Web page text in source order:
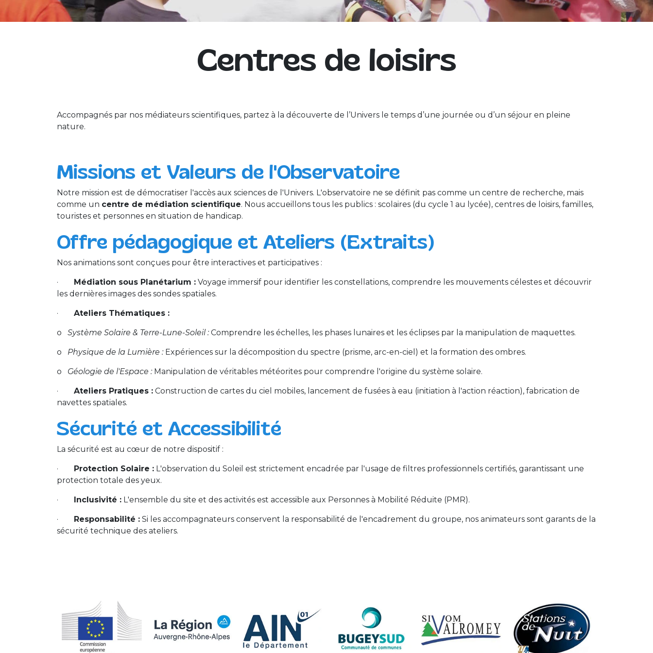
Centres de loisirs
Accompagnés par nos médiateurs scientifiques, partez à la découverte de l’Univers le temps d’une journée ou d’un séjour en pleine
nature.
Missions et Valeurs de l'Observatoire
Notre mission est de démocratiser l'accès aux sciences de l'Univers. L'observatoire ne se définit pas comme un centre de recherche, mais
comme un centre de médiation scientifique. Nous accueillons tous les publics : scolaires (du cycle 1 au lycée), centres de loisirs, familles,
touristes et personnes en situation de handicap.
Offre pédagogique et Ateliers (Extraits)
Nos animations sont conçues pour être interactives et participatives :
· Médiation sous Planétarium : Voyage immersif pour identifier les constellations, comprendre les mouvements célestes et découvrir
les dernières images des sondes spatiales.
· Ateliers Thématiques :
o Système Solaire & Terre-Lune-Soleil : Comprendre les échelles, les phases lunaires et les éclipses par la manipulation de maquettes.
o Physique de la Lumière : Expériences sur la décomposition du spectre (prisme, arc-en-ciel) et la formation des ombres.
o Géologie de l'Espace : Manipulation de véritables météorites pour comprendre l'origine du système solaire.
· Ateliers Pratiques : Construction de cartes du ciel mobiles, lancement de fusées à eau (initiation à l'action réaction), fabrication de
navettes spatiales.
Sécurité et Accessibilité
La sécurité est au cœur de notre dispositif :
· Protection Solaire : L'observation du Soleil est strictement encadrée par l'usage de filtres professionnels certifiés, garantissant une
protection totale des yeux.
· Inclusivité : L'ensemble du site et des activités est accessible aux Personnes à Mobilité Réduite (PMR).
· Responsabilité : Si les accompagnateurs conservent la responsabilité de l'encadrement du groupe, nos animateurs sont garants de la
sécurité technique des ateliers.